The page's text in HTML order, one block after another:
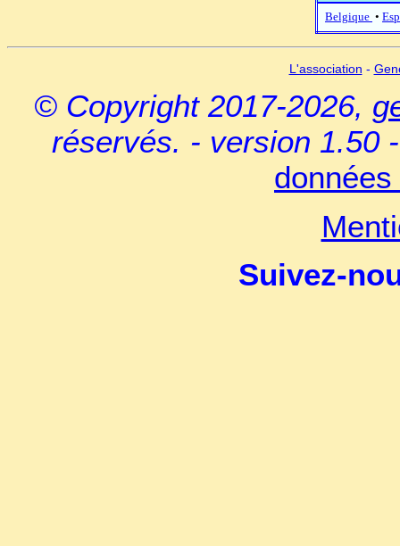
Belgique •
L'association -
© Copyright 2017-2026,
réservés. - version 1.50
Suivez-